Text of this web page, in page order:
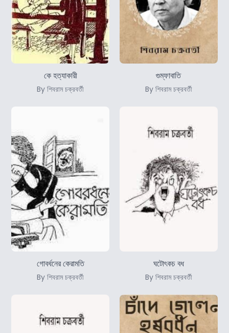
কে হত্যাকারী
By শিবরাম চক্রবর্তী
গুম্ফাবাতি
By শিবরাম চক্রবর্তী
গোবর্ধনের কেরামতি
By শিবরাম চক্রবর্তী
ঘটোৎকচ বধ
By শিবরাম চক্রবর্তী